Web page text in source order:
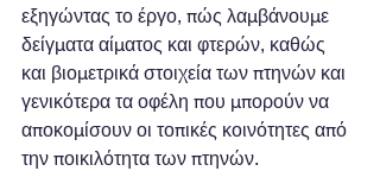
εξηγώντας το έργο, πώς λαμβάνουμε
δείγματα αίματος και φτερών, καθώς
και βιομετρικά στοιχεία των πτηνών και
γενικότερα τα οφέλη που μπορούν να
αποκομίσουν οι τοπικές κοινότητες από
την ποικιλότητα των πτηνών.